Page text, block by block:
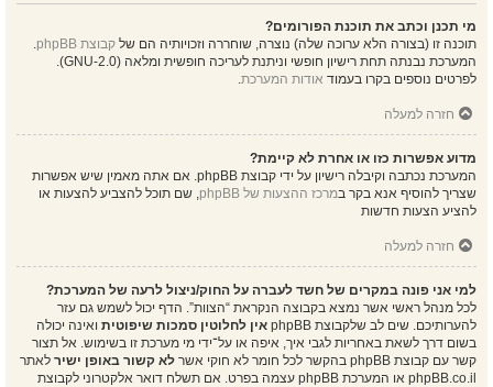
מי תכנן וכתב את תוכנת הפורומים?
תוכנה זו (בצורה הלא ערוכה שלה) נוצרה, שוחררה וזכויותיה הם של קבוצת phpBB
.
המערכת נבנתה תחת רישיון חופשי וניתנת לעריכה חופשית ומלאה (GNU-2.0).
לפרטים נוספים בקרו בעמוד אודות המערכת.
חזרה למעלה
מדוע אפשרות כזו או אחרת לא קיימת?
המערכת נכתבה וקיבלה רישיון על ידי קבוצת phpBB. אם אתה מאמין שיש אפשרות
שצריך להוסיף אנא בקר במרכז ההצעות של phpBB
, שם תוכל להצביע להצעות או
להציע הצעות חדשות
חזרה למעלה
למי אני פונה במקרים של חשד לעברה על החוק/ניצול לרעה של המערכת?
לכל מנהל ראשי אשר נמצא בקבוצה הנקראת “הצוות”. הדף יכול לשמש גם עזר
להערותיכם. שים לב שלקבוצת phpBB
אין לחלוטין סמכות שיפוטית ואינה יכולה
בשום דרך לשאת באחריות לגבי איך, איפה או על־ידי מי מערכת זו בשימוש. אל תצור
קשר עם קבוצת phpBB בהקשר לכל חומר לא חוקי אשר
לא קשור באופן ישיר לאתר
phpBB.co.il או המערכת phpBB עצמה בפרט. אם תשלח דואר אלקטרוני לקבוצת